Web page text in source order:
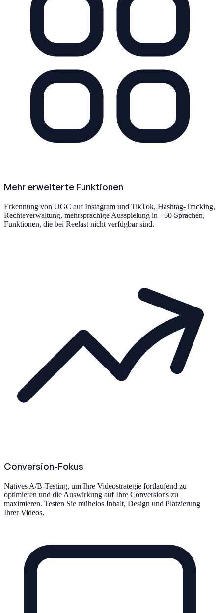
Mehr erweiterte Funktionen
Erkennung von UGC auf Instagram und TikTok, Hashtag-Tracking,
Rechteverwaltung, mehrsprachige Ausspielung in +60 Sprachen,
Funktionen, die bei Reelast nicht verfügbar sind.
Conversion-Fokus
Natives A/B-Testing, um Ihre Videostrategie fortlaufend zu
optimieren und die Auswirkung auf Ihre Conversions zu
maximieren. Testen Sie mühelos Inhalt, Design und Platzierung
Ihrer Videos.